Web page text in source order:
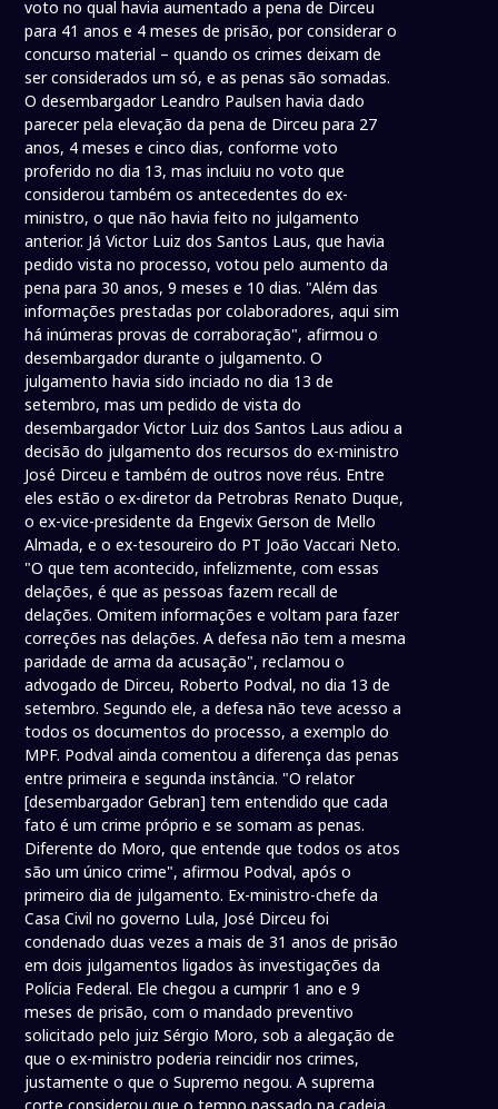
voto no qual havia aumentado a pena de Dirceu
para 41 anos e 4 meses de prisão, por considerar o
concurso material – quando os crimes deixam de
ser considerados um só, e as penas são somadas.
O desembargador Leandro Paulsen havia dado
parecer pela elevação da pena de Dirceu para 27
anos, 4 meses e cinco dias, conforme voto
proferido no dia 13, mas incluiu no voto que
considerou também os antecedentes do ex-
ministro, o que não havia feito no julgamento
anterior. Já Victor Luiz dos Santos Laus, que havia
pedido vista no processo, votou pelo aumento da
pena para 30 anos, 9 meses e 10 dias. "Além das
informações prestadas por colaboradores, aqui sim
há inúmeras provas de corraboração", afirmou o
desembargador durante o julgamento. O
julgamento havia sido inciado no dia 13 de
setembro, mas um pedido de vista do
desembargador Victor Luiz dos Santos Laus adiou a
decisão do julgamento dos recursos do ex-ministro
José Dirceu e também de outros nove réus. Entre
eles estão o ex-diretor da Petrobras Renato Duque,
o ex-vice-presidente da Engevix Gerson de Mello
Almada, e o ex-tesoureiro do PT João Vaccari Neto.
"O que tem acontecido, infelizmente, com essas
delações, é que as pessoas fazem recall de
delações. Omitem informações e voltam para fazer
correções nas delações. A defesa não tem a mesma
paridade de arma da acusação", reclamou o
advogado de Dirceu, Roberto Podval, no dia 13 de
setembro. Segundo ele, a defesa não teve acesso a
todos os documentos do processo, a exemplo do
MPF. Podval ainda comentou a diferença das penas
entre primeira e segunda instância. "O relator
[desembargador Gebran] tem entendido que cada
fato é um crime próprio e se somam as penas.
Diferente do Moro, que entende que todos os atos
são um único crime", afirmou Podval, após o
primeiro dia de julgamento. Ex-ministro-chefe da
Casa Civil no governo Lula, José Dirceu foi
condenado duas vezes a mais de 31 anos de prisão
em dois julgamentos ligados às investigações da
Polícia Federal. Ele chegou a cumprir 1 ano e 9
meses de prisão, com o mandado preventivo
solicitado pelo juiz Sérgio Moro, sob a alegação de
que o ex-ministro poderia reincidir nos crimes,
justamente o que o Supremo negou. A suprema